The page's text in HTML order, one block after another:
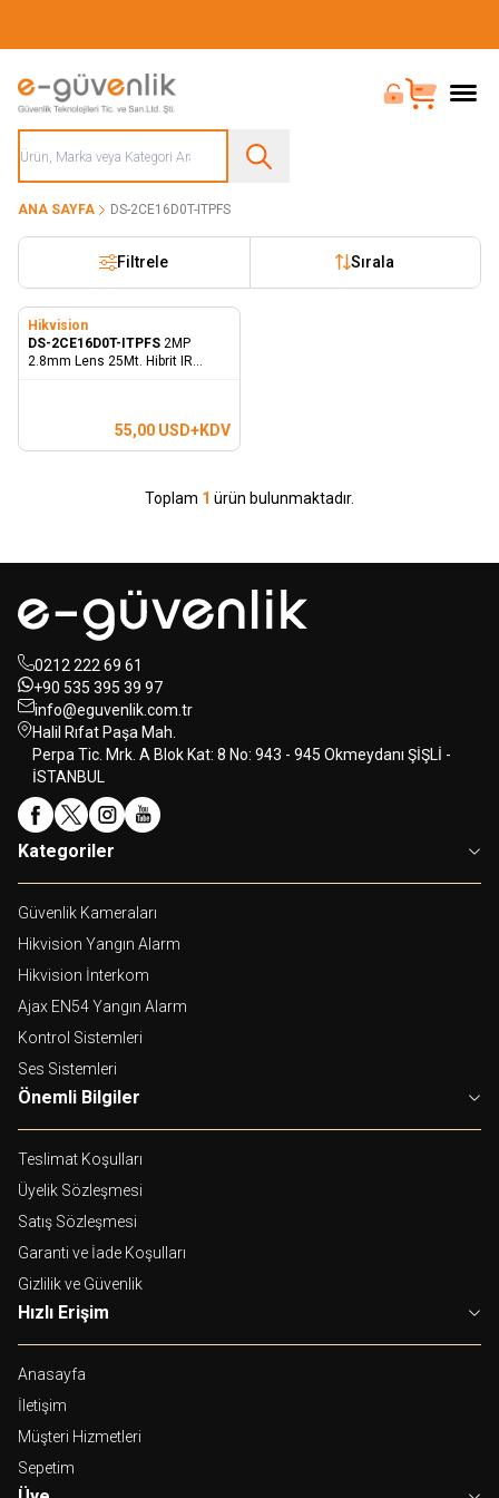
Bayi Girişi
Sepet
ANA SAYFA DS-2CE16D0T-ITPFS
Filtrele Sırala
Hikvision
DS-2CE16D0T-ITPFS 2MP
2.8mm Lens 25Mt. Hibrit IR
55,00 USD+KDV
Toplam 1 ürün bulunmaktadır.
0212 222 69 61
+90 535 395 39 97
info@eguvenlik.com.tr
Halil Rıfat Paşa Mah.
Perpa Tic. Mrk. A Blok Kat: 8 No: 943 - 945 Okmeydanı ŞİŞLİ -
İSTANBUL
Kategoriler
Güvenlik Kameraları
Hikvision Yangın Alarm
Hikvision İnterkom
Ajax EN54 Yangın Alarm
Kontrol Sistemleri
Ses Sistemleri
Önemli Bilgiler
Teslimat Koşulları
Üyelik Sözleşmesi
Satış Sözleşmesi
Garanti ve İade Koşulları
Gizlilik ve Güvenlik
Hızlı Erişim
Anasayfa
İletişim
Müşteri Hizmetleri
Sepetim